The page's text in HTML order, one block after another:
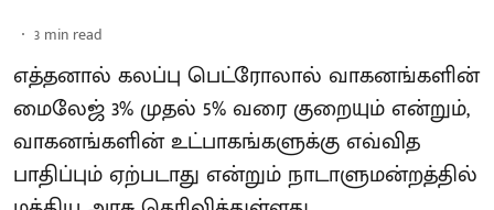
3 min read
எத்தனால் கலப்பு பெட்ரோலால் வாகனங்களின்
மைலேஜ் 3% முதல் 5% வரை குறையும் என்றும்,
வாகனங்களின் உட்பாகங்களுக்கு எவ்வித
பாதிப்பும் ஏற்படாது என்றும் நாடாளுமன்றத்தில்